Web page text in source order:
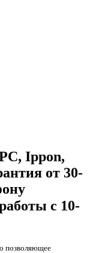
Ippon,
от 30-
с 10-
позволяющее